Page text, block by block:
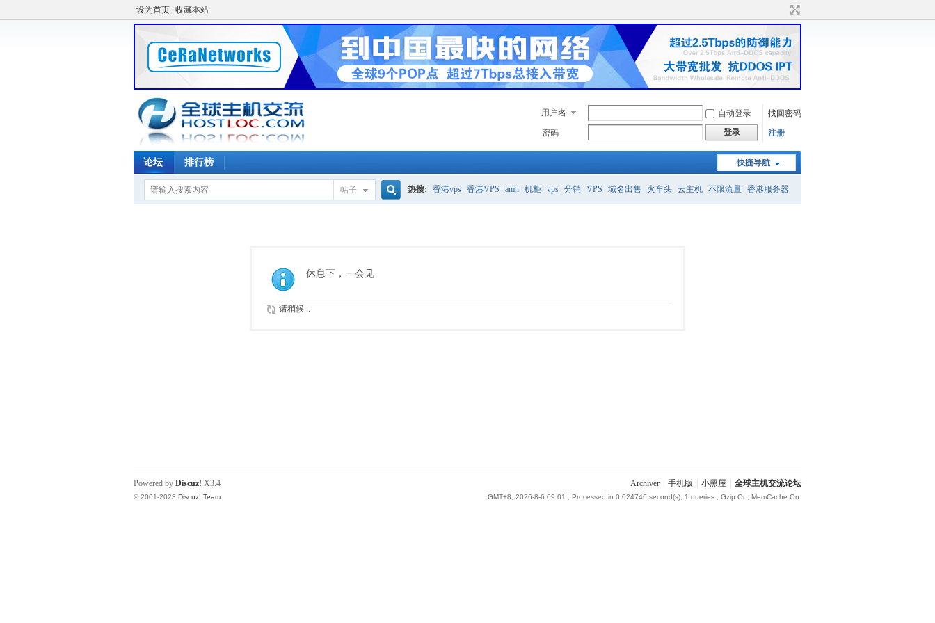
设为首页 收藏本站
用户名 自动登录
找回密码
密码
登录 注册
快捷导航
论坛 排行榜
帖子 热搜: 香港vps 香港VPS amh 机柜 vps 分销 VPS 域名出售 火车头 云主机 不限流量 香港服务器
休息下，一会见
请稍候...
Archiver 手机版 小黑屋 全球主机交流论坛
GMT+8, 2026-8-6 09:01 , Processed in 0.024746 second(s), 1 queries , Gzip On, MemCache On.
Powered by Discuz! X3.4
© 2001-2023 Discuz! Team